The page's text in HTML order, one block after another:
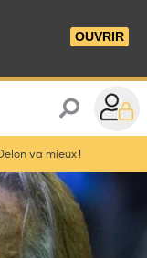
OUVRIR
va mieux !